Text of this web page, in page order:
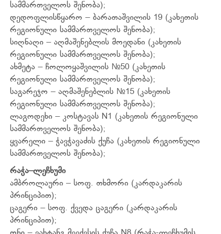
სამმართველოს შენობა);
დედოფლისწყარო – ბარათაშვილის 19 (კახეთის
რეგიონული სამმართველოს შენობა);
სიღნაღი – აღმაშენებლის მოედანი (კახეთის
რეგიონული სამმართველოს შენობა);
ახმეტა – ჩოლოყაშვილის №50 (კახეთის
რეგიონული სამმართველოს შენობა);
საგარეჯო – აღმაშენებლის №15 (კახეთის
რეგიონული სამმართველოს შენობა);
ლაგოდეხი – კოსტავას N1 (კახეთის რეგიონული
სამმართველოს შენობა);
ყვარელი – ჭავჭავაძის ქუჩა (კახეთის რეგიონული
სამმართველოს შენობა);
რაჭა–ლეჩხუმი
ამბროლაური – სოფ. თხმორი (კარდაკარის
პრინციპით);
ცაგერი – სოფ. ქვედა ცაგერი (კარდაკარის
პრინციპით);